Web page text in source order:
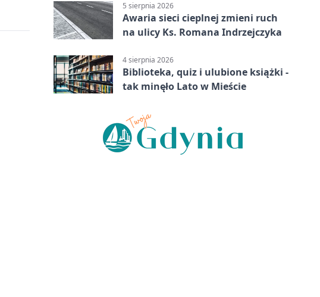
5 sierpnia 2026
Awaria sieci cieplnej zmieni ruch
na ulicy Ks. Romana Indrzejczyka
4 sierpnia 2026
Biblioteka, quiz i ulubione książki -
tak minęło Lato w Mieście